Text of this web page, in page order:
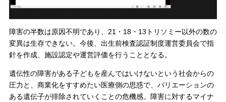
障害の半数は原因不明であり、21・18・13トリソミー以外の数の
変異は生存できない。今後、出生前検査認証制度運営委員会で指
針を作成、施設認定や運営評価を行うこととなる。
遺伝性の障害がある子どもを産んではいけないという社会からの
圧力と、商業化をすすめたい医療側の思惑で、バリエーションの
ある遺伝子が排除されていくことの危機感。障害に対するマイナ